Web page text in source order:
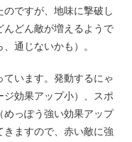
ですが、地味に撃破し
んどん敵が増えるようで
通じないかも）。
ています。発動するにゃ
ジ効果アップ小）、スポ
めっぽう強い効果アップ
ますので、赤い敵に強